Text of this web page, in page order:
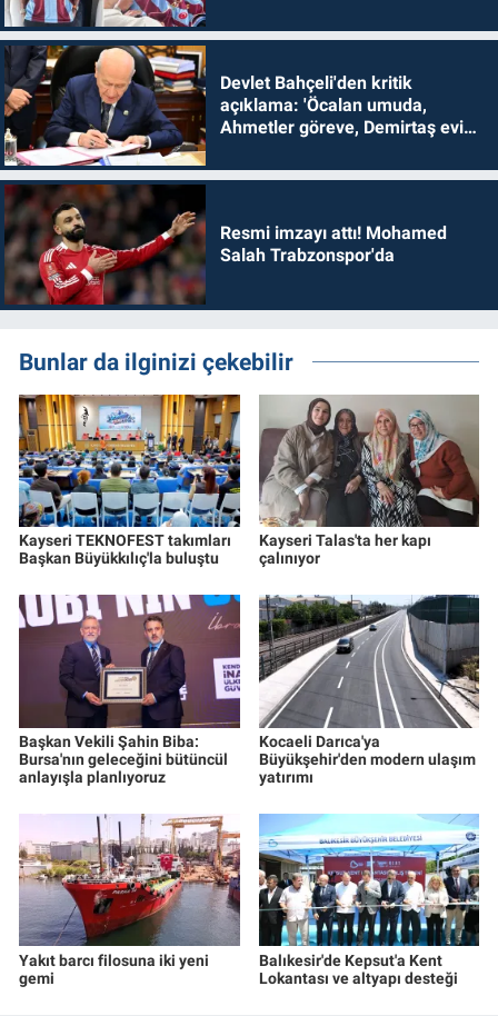
Devlet Bahçeli'den kritik
açıklama: 'Öcalan umuda,
Ahmetler göreve, Demirtaş evine
Resmi imzayı attı! Mohamed
Salah Trabzonspor'da
Bunlar da ilginizi çekebilir
Kayseri TEKNOFEST takımları
Başkan Büyükkılıç'la buluştu
Kayseri Talas'ta her kapı
çalınıyor
Başkan Vekili Şahin Biba:
Bursa'nın geleceğini bütüncül
anlayışla planlıyoruz
Kocaeli Darıca'ya
Büyükşehir'den modern ulaşım
yatırımı
Yakıt barcı filosuna iki yeni
gemi
Balıkesir'de Kepsut'a Kent
Lokantası ve altyapı desteği